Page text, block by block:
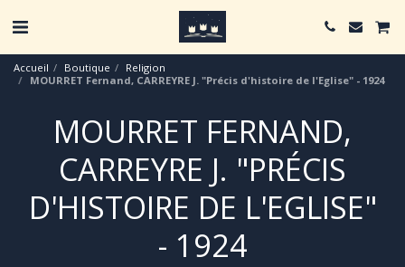
Accueil Boutique
Religion
MOURRET Fernand, CARREYRE J. "Précis d'histoire de l'Eglise" - 1924
MOURRET FERNAND,
CARREYRE J. "PRÉCIS
D'HISTOIRE DE L'EGLISE"
- 1924